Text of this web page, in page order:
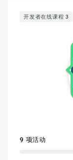
开发者在线课程 3
9 项活动